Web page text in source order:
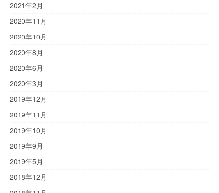
2021年2月
2020年11月
2020年10月
2020年8月
2020年6月
2020年3月
2019年12月
2019年11月
2019年10月
2019年9月
2019年5月
2018年12月